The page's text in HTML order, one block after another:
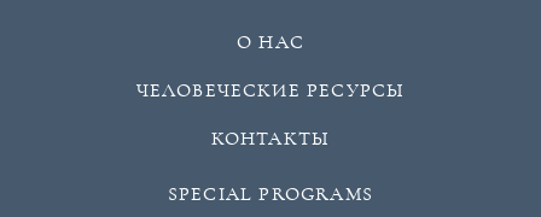
О НАС
ЧЕЛОВЕЧЕСКИЕ РЕСУРСЫ
КОНТАКТЫ
SPECIAL PROGRAMS